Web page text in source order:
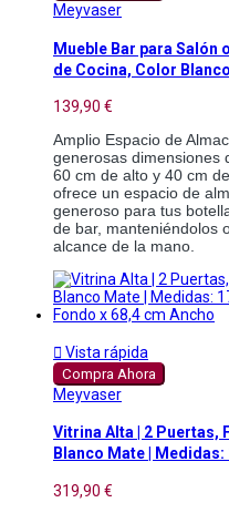
Meyvaser
Mueble Bar para Salón
de Cocina, Color
139,90 €
Amplio Espacio de
generosas dimensiones
60 cm de alto y 40 cm
ofrece un espacio de
generoso para tus
de bar, manteniéndolos
alcance de la mano.
 Vista rápida
Compra Ahora
Meyvaser
Vitrina Alta | 2 Puertas,
Blanco Mate | Medidas:
319,90 €